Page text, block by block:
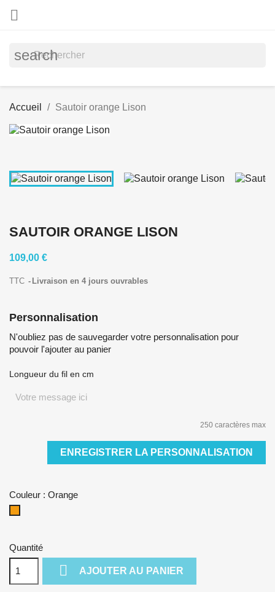

search
Accueil Sautoir orange Lison
SAUTOIR ORANGE LISON
109,00 €
TTC Livraison en 4 jours ouvrables
Personnalisation
N'oubliez pas de sauvegarder votre personnalisation pour
pouvoir l'ajouter au panier
Longueur du fil en cm
250 caractères max
ENREGISTRER LA PERSONNALISATION
Couleur : Orange
Quantité
 AJOUTER AU PANIER